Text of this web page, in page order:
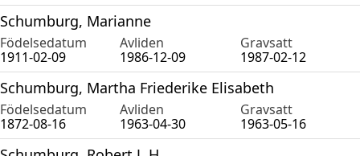
Schumburg, Marianne
Födelsedatum Avliden
Gravsatt
1911-02-09
1986-12-09 1987-02-12
Schumburg, Martha Friederike Elisabeth
Födelsedatum Avliden
Gravsatt
1872-08-16
1963-04-30 1963-05-16